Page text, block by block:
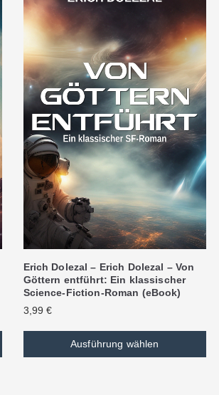
Erich Dolezal – Erich Dolezal – Von
Göttern entführt: Ein klassischer
Science-Fiction-Roman (eBook)
3,99€
Ausführung wählen